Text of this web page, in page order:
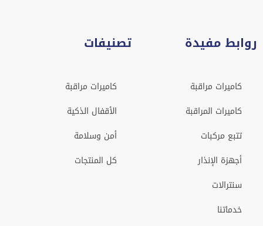
روابط مفيدة
كاميرات مراقبة
كاميرات المراقبة
تتبع مركبات
أجهزة الإنذار
سنترالات
خدماتنا
تصنيفات
كاميرات مراقبة
الأقفال الذكية
أمن وسلامة
كل المنتجات